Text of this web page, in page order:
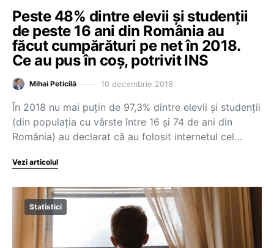
Peste 48% dintre elevii și studenții
de peste 16 ani din România au
făcut cumpărături pe net în 2018.
Ce au pus în coș, potrivit INS
Mihai Peticilă 10 decembrie 2018
În 2018 nu mai puțin de 97,3% dintre elevii și studenții
(din populația cu vârste între 16 și 74 de ani din
România) au declarat că au folosit internetul cel…
Vezi articolul
Statistici